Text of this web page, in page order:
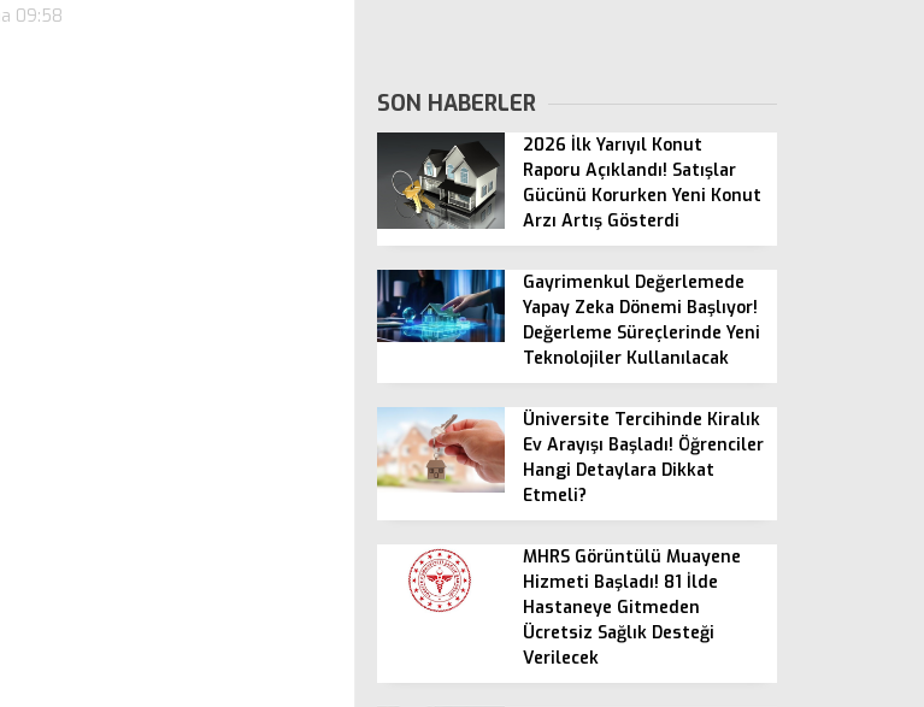
09:58
SON HABERLER
2026 İlk Yarıyıl Konut
Raporu Açıklandı! Satışlar
Gücünü Korurken Yeni Konut
Arzı Artış Gösterdi
Gayrimenkul Değerlemede
Yapay Zeka Dönemi Başlıyor!
Değerleme Süreçlerinde Yeni
Teknolojiler Kullanılacak
Üniversite Tercihinde Kiralık
Ev Arayışı Başladı! Öğrenciler
Hangi Detaylara Dikkat
Etmeli?
MHRS Görüntülü Muayene
Hizmeti Başladı! 81 İlde
Hastaneye Gitmeden
Ücretsiz Sağlık Desteği
Verilecek